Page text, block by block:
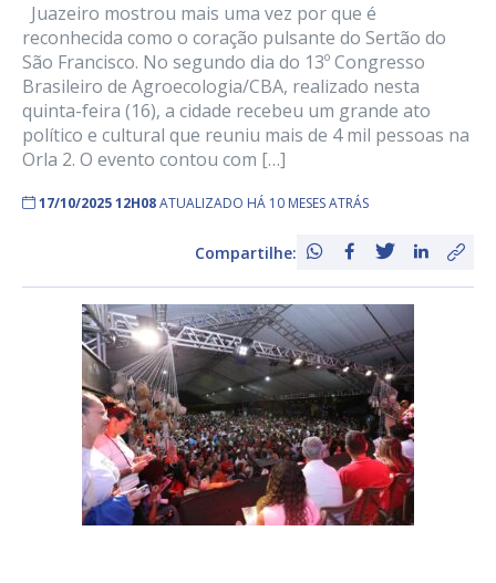
Juazeiro mostrou mais uma vez por que é
reconhecida como o coração pulsante do Sertão do
São Francisco. No segundo dia do 13º Congresso
Brasileiro de Agroecologia/CBA, realizado nesta
quinta-feira (16), a cidade recebeu um grande ato
político e cultural que reuniu mais de 4 mil pessoas na
Orla 2. O evento contou com […]
17/10/2025 12H08ATUALIZADO HÁ 10 MESES ATRÁS
Compartilhe: